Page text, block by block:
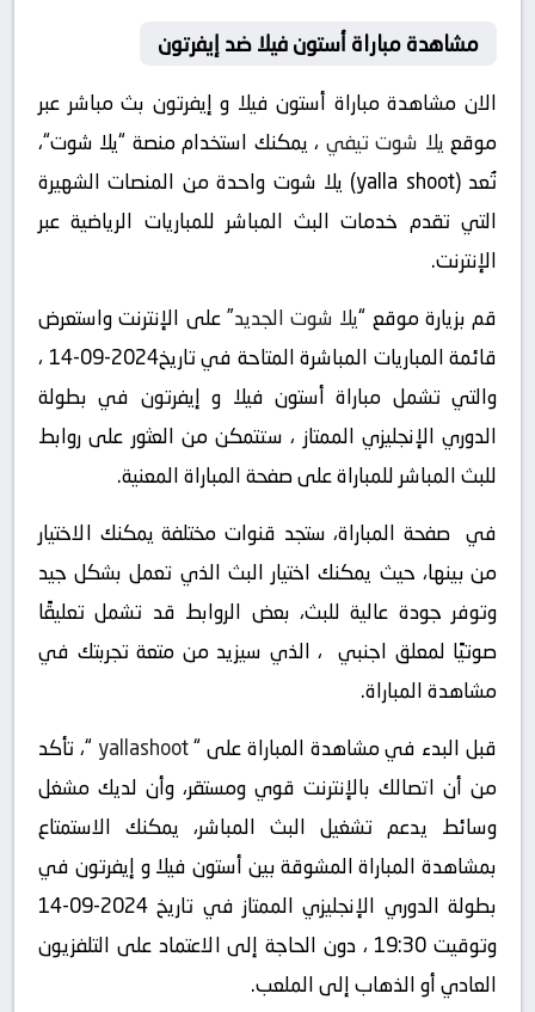
مشاهدة مباراة أستون فيلا ضد إيفرتون
الان مشاهدة مباراة أستون فيلا و إيفرتون بث مباشر عبر
موقع يلا شوت تيفي ، يمكنك استخدام منصة “يلا شوت“،
تُعد (yalla shoot) يلا شوت واحدة من المنصات الشهيرة
التي تقدم خدمات البث المباشر للمباريات الرياضية عبر
الإنترنت.
قم بزيارة موقع “يلا شوت الجديد” على الإنترنت واستعرض
قائمة المباريات المباشرة المتاحة في تاريخ2024-09-14 ،
والتي تشمل مباراة أستون فيلا و إيفرتون في بطولة
الدوري الإنجليزي الممتاز ، ستتمكن من العثور على روابط
للبث المباشر للمباراة على صفحة المباراة المعنية.
في صفحة المباراة، ستجد قنوات مختلفة يمكنك الاختيار
من بينها، حيث يمكنك اختيار البث الذي تعمل بشكل جيد
وتوفر جودة عالية للبث، بعض الروابط قد تشمل تعليقًا
صوتيًا لمعلق اجنبي ، الذي سيزيد من متعة تجربتك في
مشاهدة المباراة.
قبل البدء في مشاهدة المباراة على “yallashoot
“، تأكد
من أن اتصالك بالإنترنت قوي ومستقر، وأن لديك مشغل
وسائط يدعم تشغيل البث المباشر، يمكنك الاستمتاع
بمشاهدة المباراة المشوقة بين أستون فيلا و إيفرتون في
بطولة الدوري الإنجليزي الممتاز في تاريخ 2024-09-14
وتوقيت 19:30 ، دون الحاجة إلى الاعتماد على التلفزيون
العادي أو الذهاب إلى الملعب.